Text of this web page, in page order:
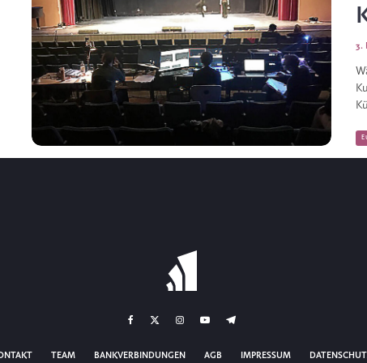
3.
TEAM BANKVERBINDUNGEN AGB IMPRESSUM